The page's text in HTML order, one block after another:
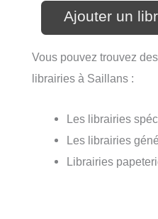
Ajouter un
Vous pouvez trouvez
librairies à Saillans :
Les librairies
Les librairies
Librairies